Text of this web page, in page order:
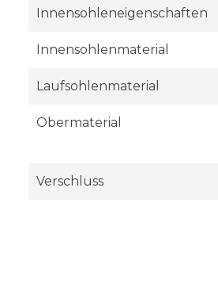
Innensohleneigenschaften
Innensohlenmaterial
Laufsohlenmaterial
Obermaterial
Verschluss